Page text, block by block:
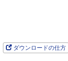
ダウンロードの仕方